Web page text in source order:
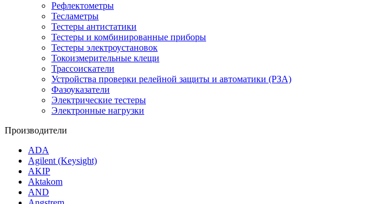
Рефлектометры
Тесламетры
Тестеры антистатики
Тестеры и комбинированные приборы
Тестеры электроустановок
Токоизмерительные клещи
Трассоискатели
Устройства проверки релейной защиты и автоматики (РЗА)
Фазоуказатели
Электрические тестеры
Электронные нагрузки
Производители
ADA
Agilent (Keysight)
AKIP
Aktakom
AND